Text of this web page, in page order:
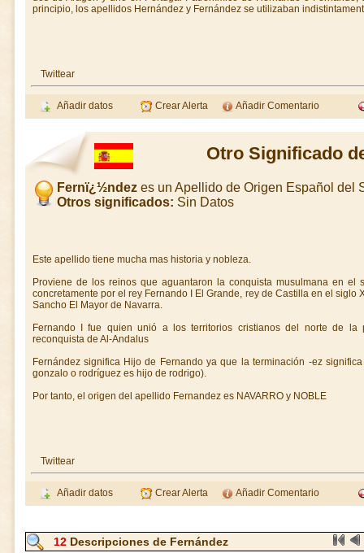
principio, los apellidos Hernández y Fernández se utilizaban
Twittear
Añadir datos Crear Alerta Añadir Comentario
Otro Significado
Fernï¿½ndezes un Apellido de Origen Español del
Otros significados: Sin Datos
Este apellido tiene mucha mas historia y nobleza.
Proviene de los reinos que aguantaron la conquista musulmana en el
concretamente por el rey Fernando I El Grande, rey de Castilla en el siglo
Sancho El Mayor de Navarra.
Fernando I fue quien unió a los territorios cristianos del norte de
reconquista de Al-Andalus
Fernández significa Hijo de Fernando ya que la terminación -ez
gonzalo o rodríguez es hijo de rodrigo).
Por tanto, el origen del apellido Fernandez es NAVARRO y NOBLE
Twittear
Añadir datos Crear Alerta Añadir Comentario
12 Descripciones de Fernández